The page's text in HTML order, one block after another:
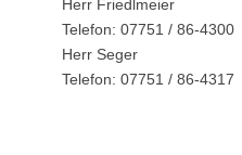
Herr Friedlmeier
Telefon: 07751 / 86-4300
Herr Seger
Telefon: 07751 / 86-4317